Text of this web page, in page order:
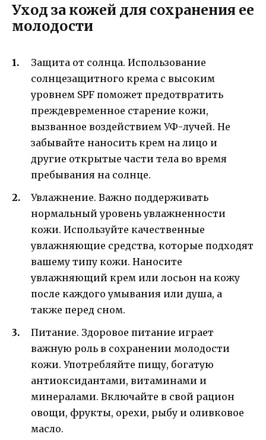
Уход за кожей для сохранения ее
молодости
Защита от солнца. Использование
солнцезащитного крема с высоким
уровнем SPF поможет предотвратить
преждевременное старение кожи,
вызванное воздействием УФ-лучей. Не
забывайте наносить крем на лицо и
другие открытые части тела во время
пребывания на солнце.
Увлажнение. Важно поддерживать
нормальный уровень увлажненности
кожи. Используйте качественные
увлажняющие средства, которые подходят
вашему типу кожи. Наносите
увлажняющий крем или лосьон на кожу
после каждого умывания или душа, а
также перед сном.
Питание. Здоровое питание играет
важную роль в сохранении молодости
кожи. Употребляйте пищу, богатую
антиоксидантами, витаминами и
минералами. Включайте в свой рацион
овощи, фрукты, орехи, рыбу и оливковое
масло.